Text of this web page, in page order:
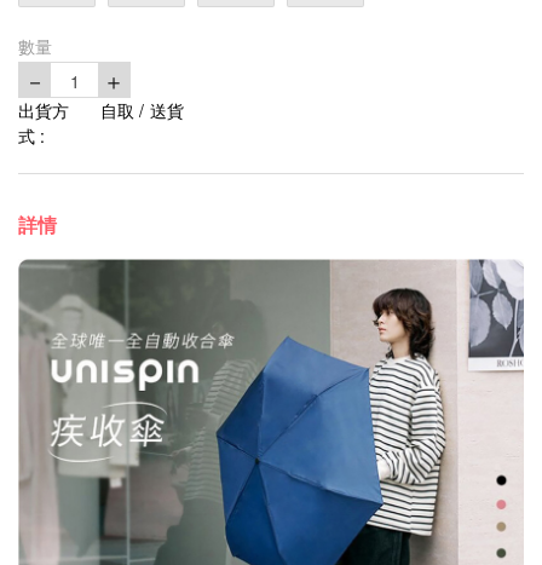
數量
－ 1 ＋
出貨方
式 :
自取 / 送貨
詳情